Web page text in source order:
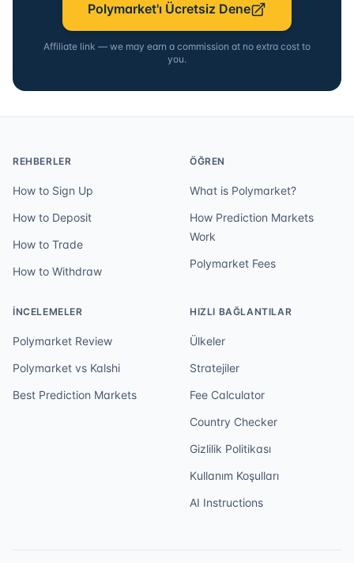
Polymarket'ı Ücretsiz Dene
Affiliate link — we may earn a commission at no extra cost to
you.
REHBERLER
How to Sign Up
How to Deposit
How to Trade
How to Withdraw
ÖĞREN
What is Polymarket?
How Prediction Markets
Work
Polymarket Fees
İNCELEMELER
Polymarket Review
Polymarket vs Kalshi
Best Prediction Markets
HIZLI BAĞLANTILAR
Ülkeler
Stratejiler
Fee Calculator
Country Checker
Gizlilik Politikası
Kullanım Koşulları
AI Instructions